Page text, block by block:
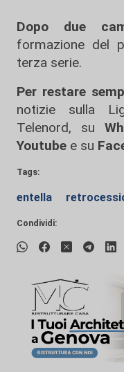
Dopo due
formazione del
terza serie.
Per restare
notizie sulla
Telenord, su
Youtube e su
Tags:
entella
Condividi: